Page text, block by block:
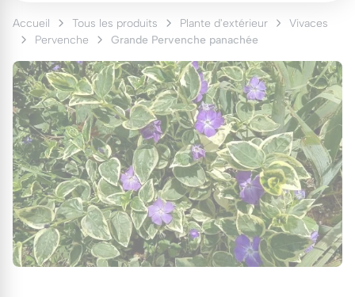
Accueil Tous les produits Plante d'extérieur
Vivaces
Pervenche
Grande Pervenche panachée